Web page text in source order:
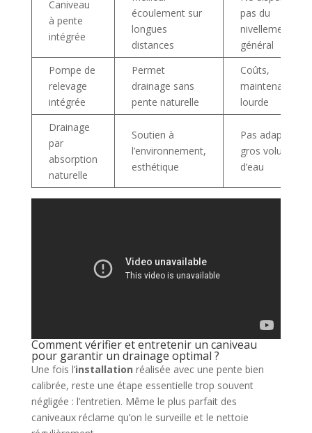
Caniveau
à pente
intégrée
écoulement sur
longues
distances
pas du
nivellement
général
Pompe de
relevage
intégrée
Permet
drainage sans
pente naturelle
Coûts,
maintenance
lourde
Drainage
par
absorption
naturelle
Soutien à
l’environnement,
esthétique
Pas adapté aux
gros volumes
d’eau
Comment vérifier et entretenir un caniveau
pour garantir un drainage optimal ?
Une fois l’installation réalisée avec une pente bien
calibrée, reste une étape essentielle trop souvent
négligée : l’entretien. Même le plus parfait des
caniveaux réclame qu’on le surveille et le nettoie